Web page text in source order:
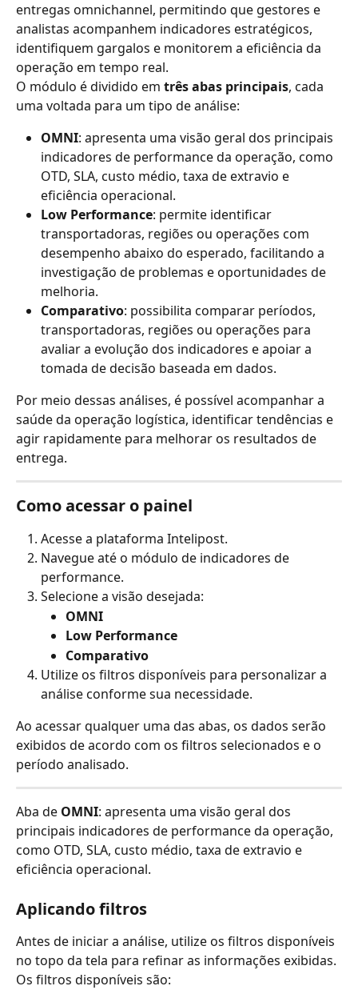
entregas omnichannel, permitindo que gestores e
analistas acompanhem indicadores estratégicos,
identifiquem gargalos e monitorem a eficiência da
operação em tempo real.
O módulo é dividido em três abas principais, cada
uma voltada para um tipo de análise:
OMNI: apresenta uma visão geral dos principais
indicadores de performance da operação, como
OTD, SLA, custo médio, taxa de extravio e
eficiência operacional.
Low Performance: permite identificar
transportadoras, regiões ou operações com
desempenho abaixo do esperado, facilitando a
investigação de problemas e oportunidades de
melhoria.
Comparativo: possibilita comparar períodos,
transportadoras, regiões ou operações para
avaliar a evolução dos indicadores e apoiar a
tomada de decisão baseada em dados.
Por meio dessas análises, é possível acompanhar a
saúde da operação logística, identificar tendências e
agir rapidamente para melhorar os resultados de
entrega.
Como acessar o painel
Acesse a plataforma Intelipost.
Navegue até o módulo de indicadores de
performance.
Selecione a visão desejada:
OMNI
Low Performance
Comparativo
Utilize os filtros disponíveis para personalizar a
análise conforme sua necessidade.
Ao acessar qualquer uma das abas, os dados serão
exibidos de acordo com os filtros selecionados e o
período analisado.
Aba de OMNI: apresenta uma visão geral dos
principais indicadores de performance da operação,
como OTD, SLA, custo médio, taxa de extravio e
eficiência operacional.
Aplicando filtros
Antes de iniciar a análise, utilize os filtros disponíveis
no topo da tela para refinar as informações exibidas.
Os filtros disponíveis são: